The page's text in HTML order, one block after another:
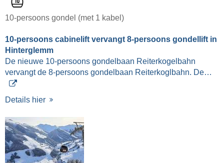
10-persoons gondel (met 1 kabel)
10-persoons cabinelift vervangt 8-persoons gondellift in
Hinterglemm
De nieuwe 10-persoons gondelbaan Reiterkogelbahn
vervangt de 8-persoons gondelbaan Reiterkoglbahn. De…
Details hier